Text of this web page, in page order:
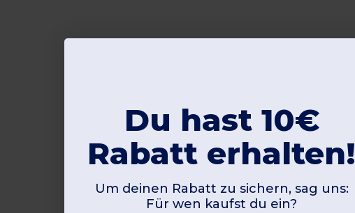
Du hast 10€
Rabatt erhalten!
Um deinen Rabatt zu sichern, sag uns:
Für wen kaufst du ein?